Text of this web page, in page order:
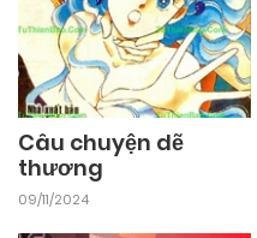
Câu chuyện dẽ
thương
09/11/2024